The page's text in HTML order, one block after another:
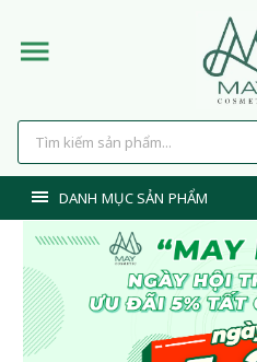
DANH MỤC SẢN PHẨM